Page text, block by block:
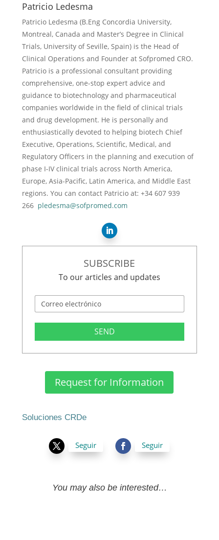
Patricio Ledesma
Patricio Ledesma (B.Eng Concordia University,
Montreal, Canada and Master’s Degree in Clinical
Trials, University of Seville, Spain) is the Head of
Clinical Operations and Founder at Sofpromed CRO.
Patricio is a professional consultant providing
comprehensive, one-stop expert advice and
guidance to biotechnology and pharmaceutical
companies worldwide in the field of clinical trials
and drug development. He is personally and
enthusiastically devoted to helping biotech Chief
Executive, Operations, Scientific, Medical, and
Regulatory Officers in the planning and execution of
phase I-IV clinical trials across North America,
Europe, Asia-Pacific, Latin America, and Middle East
regions. You can contact Patricio at: +34 607 939
266 pledesma@sofpromed.com
SUBSCRIBE
To our articles and updates
SEND
Request for Information
Soluciones CRDe
Seguir Seguir
You may also be interested…